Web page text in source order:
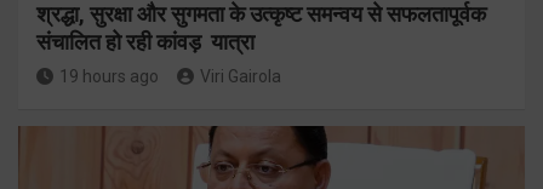
श्रद्धा, सुरक्षा और सुगमता के उत्कृष्ट समन्वय से सफलतापूर्वक
संचालित हो रही कांवड़ यात्रा
19 hours ago Viri Gairola